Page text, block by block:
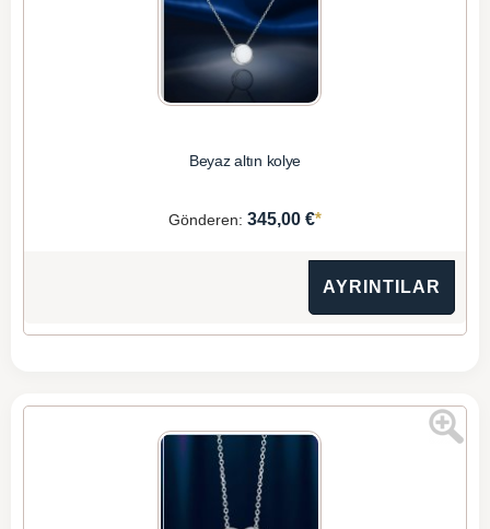
Beyaz altın kolye
Gönderen: 345,00 €*
AYRINTILAR